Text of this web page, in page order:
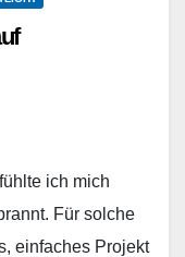
ich mich
Für solche
einfaches Projekt